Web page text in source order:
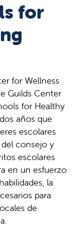
for
for Wellness
Guilds Center
for Healthy
años que
escolares
consejo y
escolares
en un esfuerzo
la
para
de